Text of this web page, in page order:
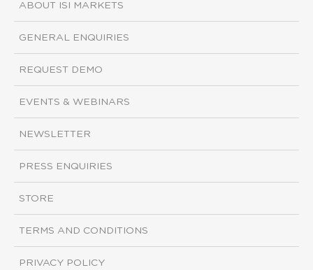
ABOUT ISI MARKETS
GENERAL ENQUIRIES
REQUEST DEMO
EVENTS & WEBINARS
NEWSLETTER
PRESS ENQUIRIES
STORE
TERMS AND CONDITIONS
PRIVACY POLICY